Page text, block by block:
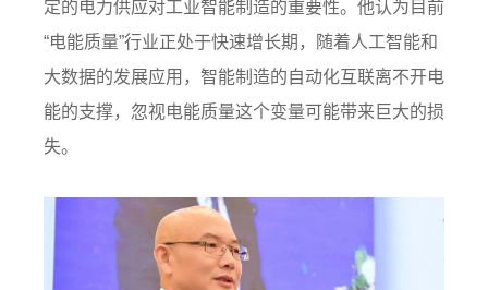
定的电力供应对工业智能制造的重要性。他认为目前
“电能质量”行业正处于快速增长期，随着人工智能和
大数据的发展应用，智能制造的自动化互联离不开电
能的支撑，忽视电能质量这个变量可能带来巨大的损
失。